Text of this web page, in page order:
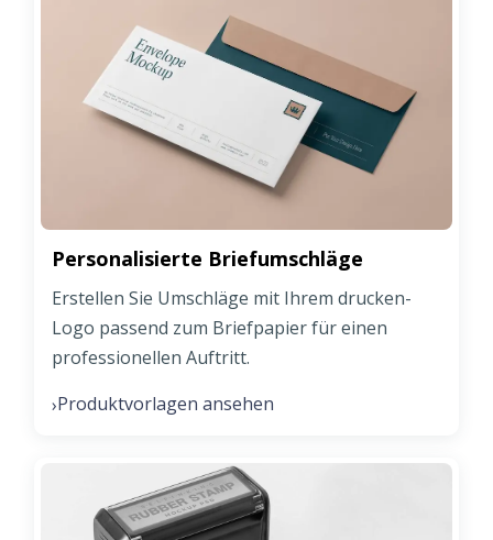
Personalisierte Briefumschläge
Erstellen Sie Umschläge mit Ihrem drucken-
Logo passend zum Briefpapier für einen
professionellen Auftritt.
›Produktvorlagen ansehen